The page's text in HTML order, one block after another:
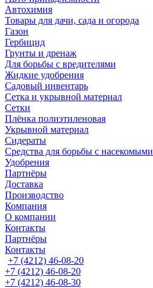
Автохимия
Товары для дачи, сада и огорода
Газон
Гербицид
Грунты и дренаж
Для борьбы с вредителями
Жидкие удобрения
Садовый инвентарь
Сетка и укрывной материал
Сетки
Плёнка полиэтиленовая
Укрывной материал
Сидераты
Средства для борьбы с насекомыми
Удобрения
Партнёры
Доставка
Производство
Компания
О компании
Контакты
Партнёры
Контакты
+7 (4212) 46-08-20
+7 (4212) 46-08-20
+7 (4212) 46-08-30